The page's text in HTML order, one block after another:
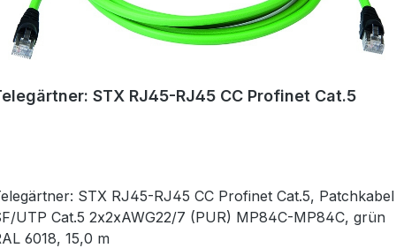
STX RJ45-RJ45 CC Profinet Cat.5
STX RJ45-RJ45 CC Profinet Cat.5, Patchkabel
UTP Cat.5 2x2xAWG22/7 (PUR) MP84C-MP84C, grün
6018, 15,0 m